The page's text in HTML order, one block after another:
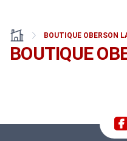
BOUTIQUE OBERSON
BOUTIQUE